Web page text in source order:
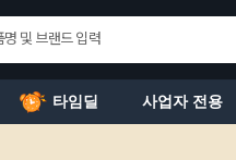
타임딜 사업자 전용